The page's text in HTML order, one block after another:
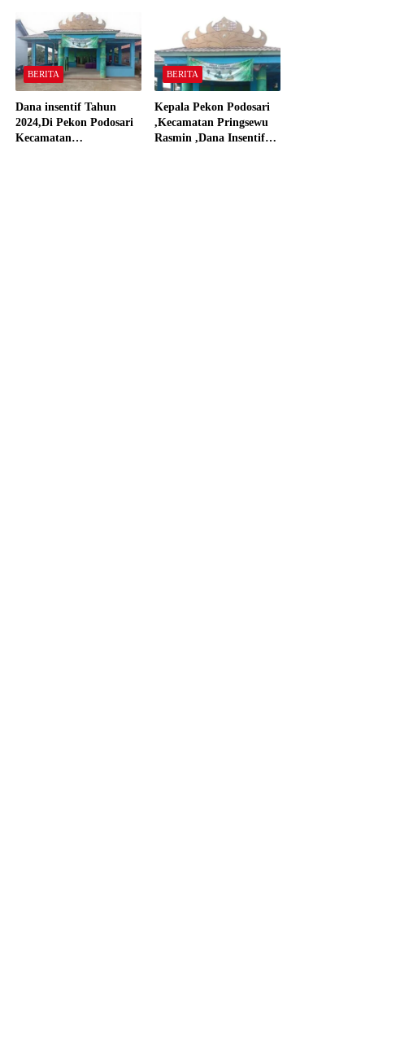
“Semua Material Sesuai
Standar”
dan Dana Insentif Pekon
BERITA
Dana insentif Tahun
2024,Di Pekon Podosari
Kecamatan
BERITA
Kepala Pekon Podosari
,Kecamatan Pringsewu
Rasmin ,Dana Insentif